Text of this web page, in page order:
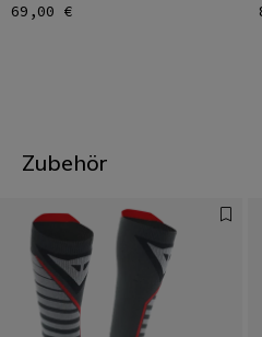
69,00 €
Zubehör